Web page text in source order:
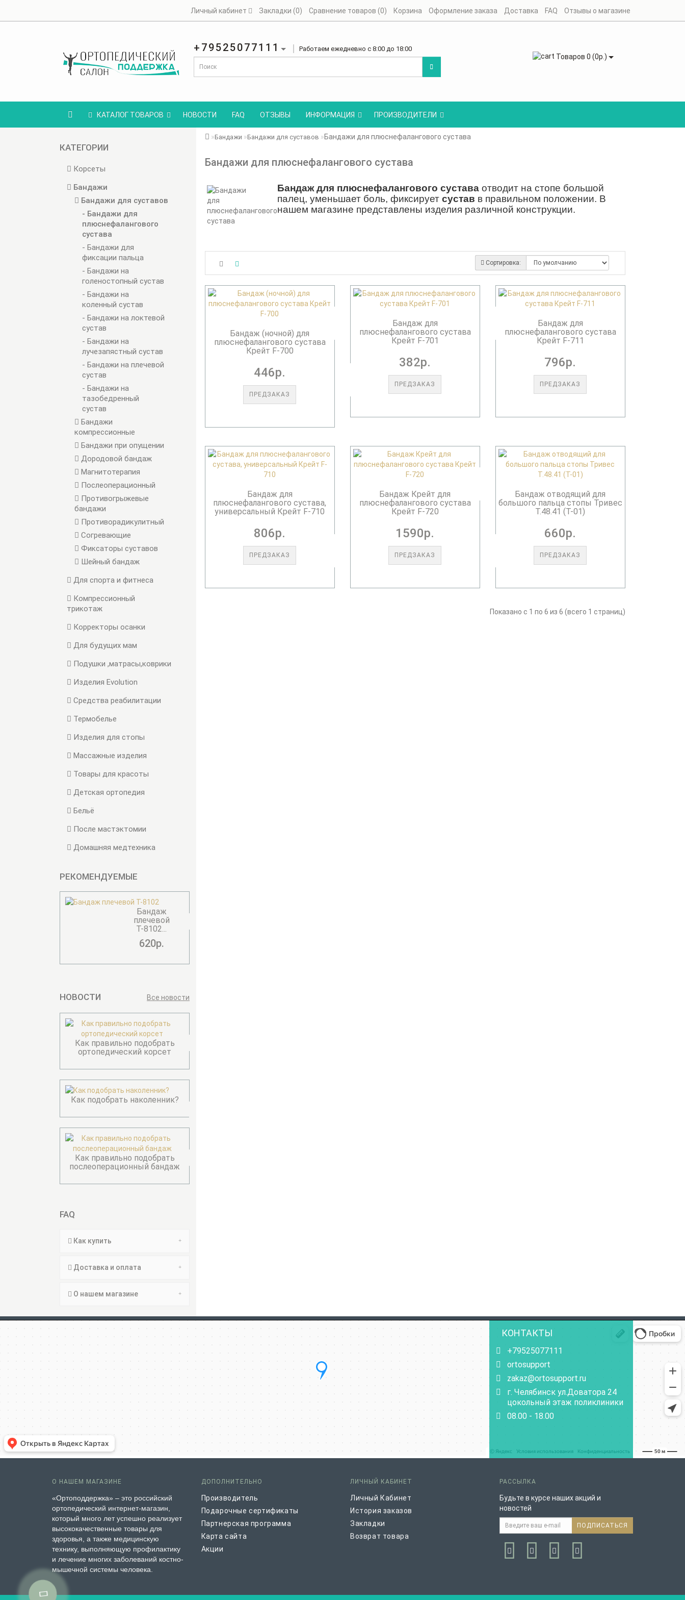
Личный кабинет Закладки (0) Сравнение товаров (0) Корзина Оформление заказа Доставка FAQ Отзывы о магазине
+79525077111 Работаем ежедневно с 8:00 до 18:00
Товаров 0 (0р.)
КАТАЛОГ ТОВАРОВ НОВОСТИ FAQ ОТЗЫВЫ ИНФОРМАЦИЯ ПРОИЗВОДИТЕЛИ
КАТЕГОРИИ
Корсеты
Бандажи
Бандажи для суставов
- Бандажи для
плюснефалангового
сустава
- Бандажи для
фиксации пальца
- Бандажи на
голеностопный сустав
- Бандажи на
коленный сустав
- Бандажи на локтевой
сустав
- Бандажи на
лучезапястный сустав
- Бандажи на плечевой
сустав
- Бандажи на
тазобедренный
сустав
Бандажи
компрессионные
Бандажи при опущении
Дородовой бандаж
Магнитотерапия
Послеоперационный
Противогрыжевые
бандажи
Противорадикулитный
Согревающие
Фиксаторы суставов
Шейный бандаж
Для спорта и фитнеса
Компрессионный
трикотаж
Корректоры осанки
Для будущих мам
Подушки ,матрасы,коврики
Изделия Evolution
Средства реабилитации
Термобелье
Изделия для стопы
Массажные изделия
Товары для красоты
Детская ортопедия
Бельё
После мастэктомии
Домашняя медтехника
РЕКОМЕНДУЕМЫЕ
Бандаж
плечевой
Т-8102...
620р.
НОВОСТИ Все новости
Как правильно подобрать
ортопедический корсет
Как подобрать наколенник?
Как правильно подобрать
послеоперационный бандаж
FAQ
Как купить
Доставка и оплата
О нашем магазине
Бандажи Бандажи для суставов Бандажи для плюснефалангового сустава
Бандажи для плюснефалангового сустава
Бандаж для плюснефалангового сустава отводит на стопе большой
палец, уменьшает боль, фиксируетсустав в правильном положении. В
нашем магазине представлены изделия различной конструкции.
Сортировка:
Бандаж (ночной) для
плюснефалангового сустава
Крейт F-700
446р.
ПРЕДЗАКАЗ
Бандаж для
плюснефалангового сустава
Крейт F-701
382р.
ПРЕДЗАКАЗ
Бандаж для
плюснефалангового сустава
Крейт F-711
796р.
ПРЕДЗАКАЗ
Бандаж для
плюснефалангового сустава,
универсальный Крейт F-710
806р.
ПРЕДЗАКАЗ
Бандаж Крейт для
плюснефалангового сустава
Крейт F-720
1590р.
ПРЕДЗАКАЗ
Бандаж отводящий для
большого пальца стопы Тривес
Т.48.41 (Т-01)
660р.
ПРЕДЗАКАЗ
Показано с 1 по 6 из 6 (всего 1 страниц)
КОНТАКТЫ
+79525077111
ortosupport
zakaz@ortosupport.ru
г. Челябинск ул.Доватора 24
цокольный этаж поликлиники
08.00 - 18.00
О НАШЕМ МАГАЗИНЕ
«Ортоподдержка» – это российский
ортопедический интернет-магазин,
который много лет успешно реализует
высококачественные товары для
здоровья, а также медицинскую
технику, выполняющую профилактику
и лечение многих заболеваний костно-
мышечной системы человека.
ДОПОЛНИТЕЛЬНО
Производитель
Подарочные сертификаты
Партнерская программа
Карта сайта
Акции
ЛИЧНЫЙ КАБИНЕТ
Личный Кабинет
История заказов
Закладки
Возврат товара
РАССЫЛКА
Будьте в курсе наших акций и
новостей
ПОДПИСАТЬСЯ